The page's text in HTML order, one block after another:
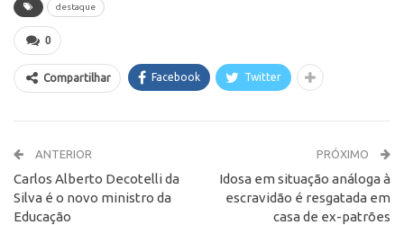
destaque
0
Compartilhar Facebook Twitter
ANTERIOR
Carlos Alberto Decotelli da
Silva é o novo ministro da
Educação
PRÓXIMO
Idosa em situação análoga à
escravidão é resgatada em
casa de ex-patrões